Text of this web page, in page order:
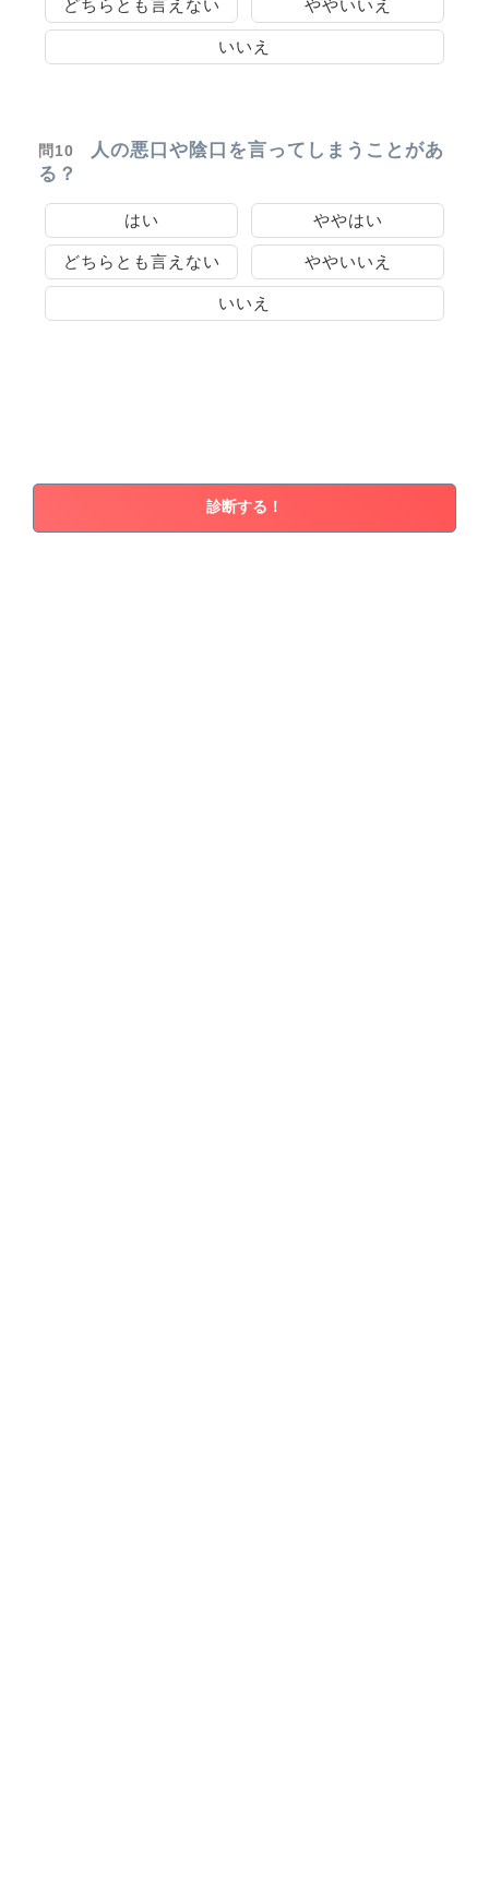
どちらとも言えない ややいいえ
いいえ
問10
人の悪口や陰口を言ってしまうことがあ
る？
はい ややはい
どちらとも言えない ややいいえ
いいえ